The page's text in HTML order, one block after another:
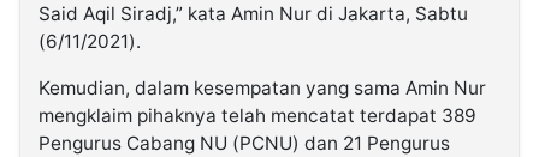
Said Aqil Siradj,” kata Amin Nur di Jakarta, Sabtu
(6/11/2021).
Kemudian, dalam kesempatan yang sama Amin Nur
mengklaim pihaknya telah mencatat terdapat 389
Pengurus Cabang NU (PCNU) dan 21 Pengurus